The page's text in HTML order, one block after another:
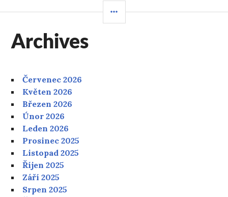
PANEL
Archives
Červenec 2026
Květen 2026
Březen 2026
Únor 2026
Leden 2026
Prosinec 2025
Listopad 2025
Říjen 2025
Září 2025
Srpen 2025